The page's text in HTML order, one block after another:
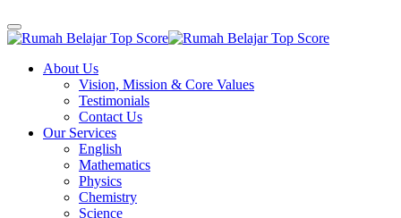
About Us
Vision, Mission & Core Values
Testimonials
Contact Us
Our Services
English
Mathematics
Physics
Chemistry
Science